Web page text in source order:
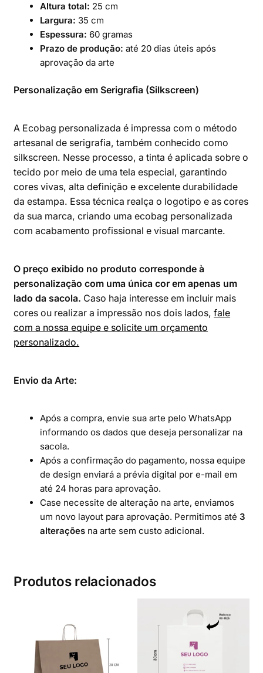
Altura total: 25 cm
Largura: 35 cm
Espessura: 60 gramas
Prazo de produção: até 20 dias úteis após
aprovação da arte
Personalização em Serigrafia (Silkscreen)
A Ecobag personalizada é impressa com o método
artesanal de serigrafia, também conhecido como
silkscreen. Nesse processo, a tinta é aplicada sobre o
tecido por meio de uma tela especial, garantindo
cores vivas, alta definição e excelente durabilidade
da estampa. Essa técnica realça o logotipo e as cores
da sua marca, criando uma ecobag personalizada
com acabamento profissional e visual marcante.
O preço exibido no produto corresponde à
personalização com uma única cor em apenas um
lado da sacola. Caso haja interesse em incluir mais
cores ou realizar a impressão nos dois lados,fale
com a nossa equipe e solicite um orçamento
personalizado.
Envio da Arte:
Após a compra, envie sua arte pelo WhatsApp
informando os dados que deseja personalizar na
sacola.
Após a confirmação do pagamento, nossa equipe
de design enviará a prévia digital por e-mail em
até 24 horas para aprovação.
Case necessite de alteração na arte, enviamos
um novo layout para aprovação. Permitimos até3
alterações na arte sem custo adicional.
Produtos relacionados